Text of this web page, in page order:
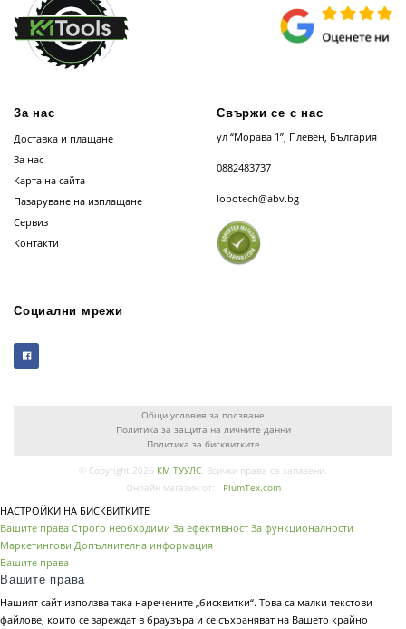
За нас
Доставка и плащане
За нас
Карта на сайта
Пазаруване на изплащане
Сервиз
Контакти
Свържи се с нас
ул “Морава 1”, Плевен, България
0882483737
lobotech@abv.bg
Социални мрежи
Общи условия за ползване
Политика за защита на личните данни
Политика за бисквитките
© Copyright 2026 КМ ТУУЛС. Всички права са запазени.
Онлайн магазин от:
PlumTex.com
НАСТРОЙКИ НА БИСКВИТКИТЕ
Вашите права Строго необходими За ефективност За функционалности
Маркетингови Допълнителна информация
Вашите права
Вашите права
Нашият сайт използва така наречените „бисквитки“. Това са малки текстови
файлове, които се зареждат в браузъра и се съхраняват на Вашето крайно